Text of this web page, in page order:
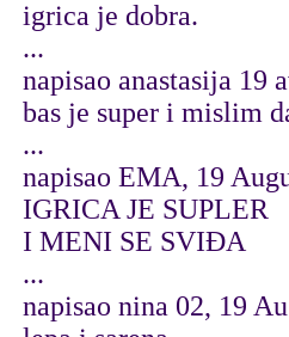
igrica je dobra.
...
napisao anastasija 19
bas je super i mislim
...
napisao EMA, 19
IGRICA JE SUPLER
I MENI SE SVIĐA
...
napisao nina 02, 19